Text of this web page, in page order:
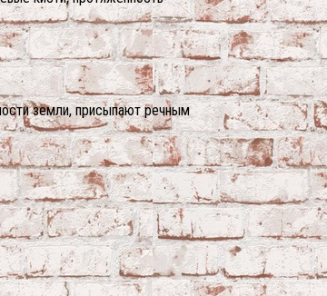
земли, присыпают речным